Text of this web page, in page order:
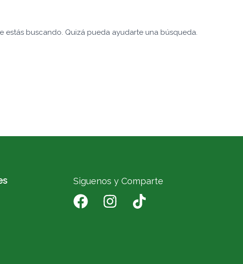
buscando. Quizá pueda ayudarte una búsqueda.
Siguenos y Comparte